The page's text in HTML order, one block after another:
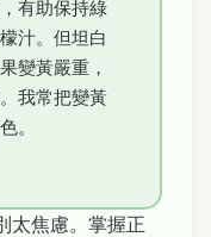
有助保持綠
汁。但坦白
變黃嚴重，
我常把變黃
。
太焦慮。掌握正